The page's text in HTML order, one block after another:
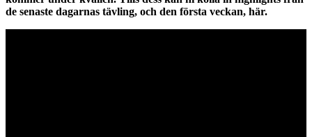
de senaste dagarnas tävling, och den första veckan, här.